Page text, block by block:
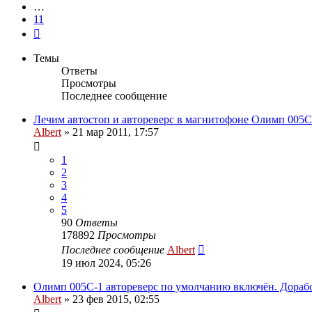
…
11
Темы
Ответы
Просмотры
Последнее сообщение
Лечим автостоп и автореверс в магнитофоне Олимп 005С
Albert » 21 мар 2011, 17:57
1
2
3
4
5
90 Ответы
178892 Просмотры
Последнее сообщение Albert
19 июл 2024, 05:26
Олимп 005С-1 автореверс по умолчанию включён.
Albert » 23 фев 2015, 02:55